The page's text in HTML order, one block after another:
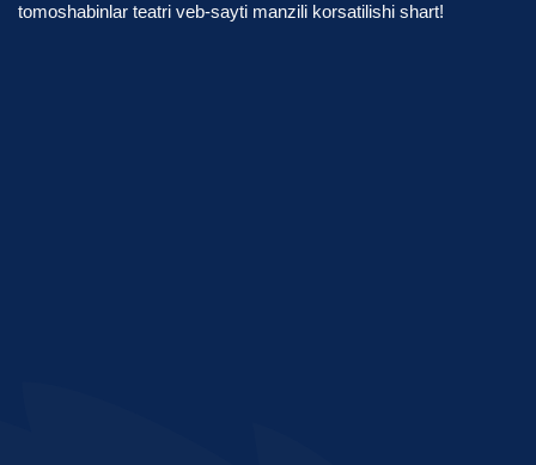
tomoshabinlar teatri veb-sayti manzili korsatilishi shart!